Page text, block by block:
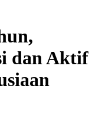
dan Aktif